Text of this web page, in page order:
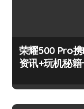
荣耀500 Pro
资讯+玩机秘籍